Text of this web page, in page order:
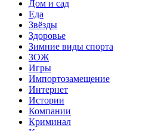
Дом и сад
Еда
Звёзды
Здоровье
Зимние виды спорта
ЗОЖ
Игры
Импортозамещение
Интернет
Истории
Компании
Криминал